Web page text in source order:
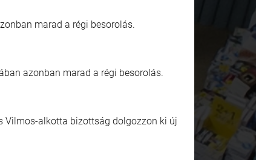
marad a régi besorolás.
azonban marad a régi besorolás.
Vilmos-alkotta bizottság dolgozzon ki új